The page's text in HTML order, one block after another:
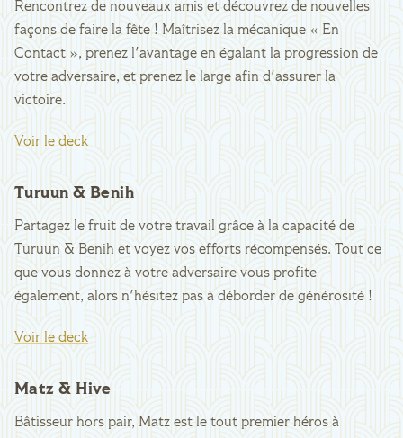
Rencontrez de nouveaux amis et découvrez de nouvelles
façons de faire la fête ! Maîtrisez la mécanique « En
Contact », prenez l'avantage en égalant la progression de
votre adversaire, et prenez le large afin d'assurer la
victoire.
Voir le deck
Turuun & Benih
Partagez le fruit de votre travail grâce à la capacité de
Turuun & Benih et voyez vos efforts récompensés. Tout ce
que vous donnez à votre adversaire vous profite
également, alors n'hésitez pas à déborder de générosité !
Voir le deck
Matz & Hive
Bâtisseur hors pair, Matz est le tout premier héros à